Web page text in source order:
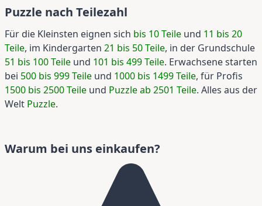
Puzzle nach Teilezahl
Für die Kleinsten eignen sich bis 10 Teile und 11 bis 20
Teile, im Kindergarten 21 bis 50 Teile, in der Grundschule
51 bis 100 Teile und 101 bis 499 Teile. Erwachsene starten
bei 500 bis 999 Teile und 1000 bis 1499 Teile, für Profis
1500 bis 2500 Teile und Puzzle ab 2501 Teile. Alles aus der
Welt Puzzle.
Warum bei uns einkaufen?